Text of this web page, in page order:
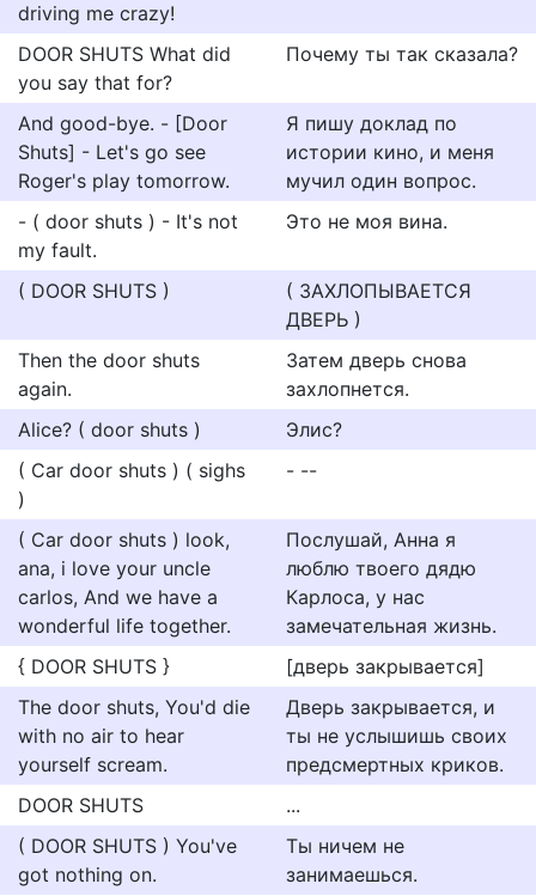
driving me crazy!
DOOR SHUTS What did
you say that for?
Почему ты так сказала?
And good-bye. - [Door
Shuts] - Let's go see
Roger's play tomorrow.
Я пишу доклад по
истории кино, и меня
мучил один вопрос.
- ( door shuts ) - It's not
my fault.
Это не моя вина.
( DOOR SHUTS )
( ЗАХЛОПЫВАЕТСЯ
ДВЕРЬ )
Then the door shuts
again.
Затем дверь снова
захлопнется.
Alice? ( door shuts )
Элис?
( Car door shuts ) ( sighs
)
- --
( Car door shuts ) look,
ana, i love your uncle
carlos, And we have a
wonderful life together.
Послушай, Анна я
люблю твоего дядю
Карлоса, у нас
замечательная жизнь.
{ DOOR SHUTS }
[дверь закрывается]
The door shuts, You'd die
with no air to hear
yourself scream.
Дверь закрывается, и
ты не услышишь своих
предсмертных криков.
DOOR SHUTS
...
( DOOR SHUTS ) You've
got nothing on.
Ты ничем не
занимаешься.